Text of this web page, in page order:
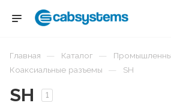
Главная — Каталог —
Коаксиальные разъемы — SH
SH 1